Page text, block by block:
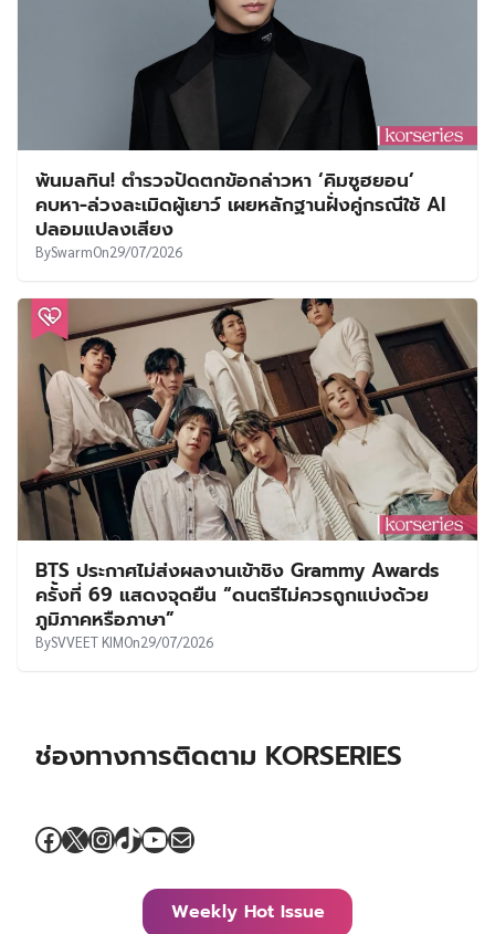
พ้นมลทิน! ตำรวจปัดตกข้อกล่าวหา ‘คิมซูฮยอน’
คบหา-ล่วงละเมิดผู้เยาว์ เผยหลักฐานฝั่งคู่กรณีใช้ AI
ปลอมแปลงเสียง
BySwarmOn29/07/2026
BTS ประกาศไม่ส่งผลงานเข้าชิง Grammy Awards
ครั้งที่ 69 แสดงจุดยืน “ดนตรีไม่ควรถูกแบ่งด้วย
ภูมิภาคหรือภาษา”
BySVVEET KIMOn29/07/2026
ช่องทางการติดตาม KORSERIES
Facebook
X Instagram
TikTok
YouTube
Mail
Weekly Hot Issue